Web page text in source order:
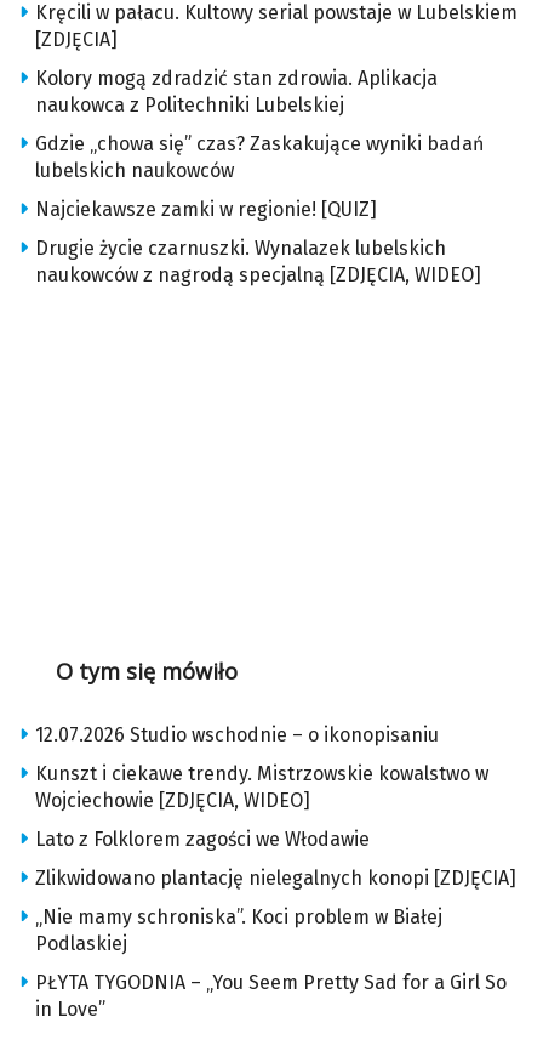
Kręcili w pałacu. Kultowy serial powstaje w Lubelskiem
[ZDJĘCIA]
Kolory mogą zdradzić stan zdrowia. Aplikacja
naukowca z Politechniki Lubelskiej
Gdzie „chowa się” czas? Zaskakujące wyniki badań
lubelskich naukowców
Najciekawsze zamki w regionie! [QUIZ]
Drugie życie czarnuszki. Wynalazek lubelskich
naukowców z nagrodą specjalną [ZDJĘCIA, WIDEO]
O tym się mówiło
12.07.2026 Studio wschodnie – o ikonopisaniu
Kunszt i ciekawe trendy. Mistrzowskie kowalstwo w
Wojciechowie [ZDJĘCIA, WIDEO]
Lato z Folklorem zagości we Włodawie
Zlikwidowano plantację nielegalnych konopi [ZDJĘCIA]
„Nie mamy schroniska”. Koci problem w Białej
Podlaskiej
PŁYTA TYGODNIA – „You Seem Pretty Sad for a Girl So
in Love”